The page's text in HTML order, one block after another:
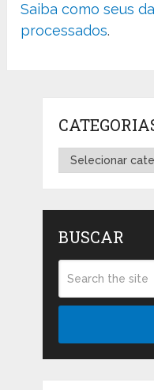
Saiba como seus
processados.
Categorias
BUSCAR